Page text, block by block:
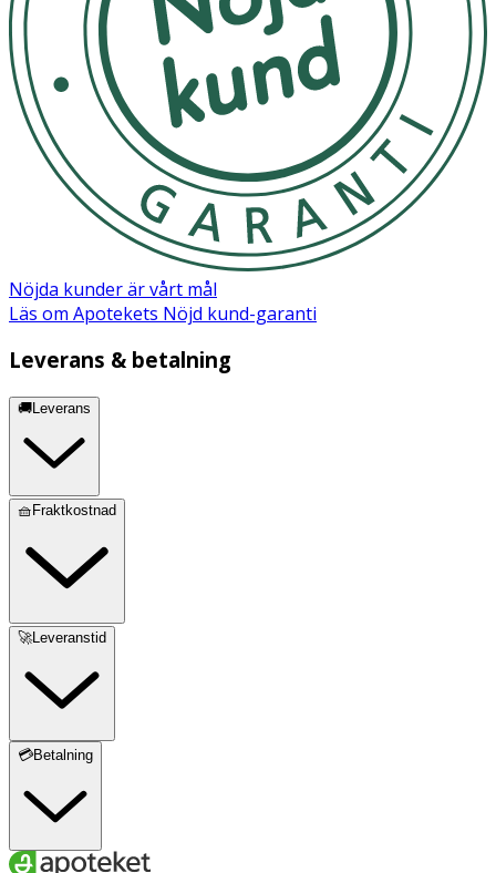
Nöjda kunder är vårt mål
Läs om Apotekets Nöjd kund-garanti
Leverans & betalning
🚚Leverans
🧺Fraktkostnad
🚀Leveranstid
💳Betalning